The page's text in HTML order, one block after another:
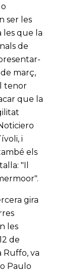
ser les
les que la
de
març,
tenor
que la
i
els
"Il
gira
les
de
Ruffo, va
Paulo